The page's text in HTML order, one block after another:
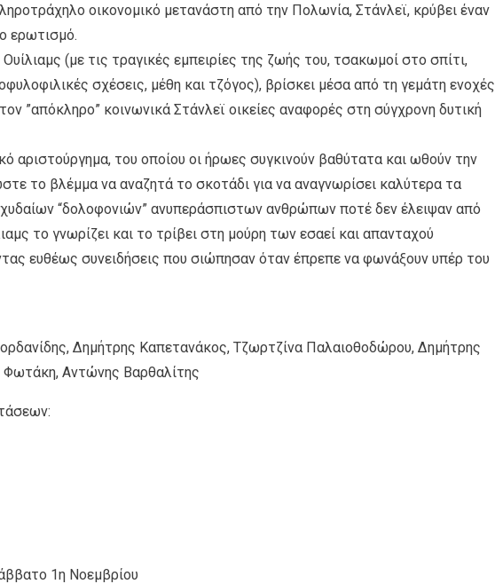
οικονομικό μετανάστη από την Πολωνία, Στάνλεϊ, κρύβει έναν
ερωτισμό.
(με τις τραγικές εμπειρίες της ζωής του, τσακωμοί στο σπίτι,
σχέσεις, μέθη και τζόγος), βρίσκει μέσα από τη γεμάτη ενοχές
”απόκληρο” κοινωνικά Στάνλεϊ οικείες αναφορές στη σύγχρονη δυτική
αριστούργημα, του οποίου οι ήρωες συγκινούν βαθύτατα και ωθούν την
το βλέμμα να αναζητά το σκοτάδι για να αναγνωρίσει καλύτερα τα
“δολοφονιών” ανυπεράσπιστων ανθρώπων ποτέ δεν έλειψαν από
το γνωρίζει και το τρίβει στη μούρη των εσαεί και απανταχού
ευθέως συνειδήσεις που σιώπησαν όταν έπρεπε να φωνάξουν υπέρ του
Δημήτρης Καπετανάκος, Τζωρτζίνα Παλαιοθοδώρου, Δημήτρης
Αντώνης Βαρθαλίτης
1η Νοεμβρίου